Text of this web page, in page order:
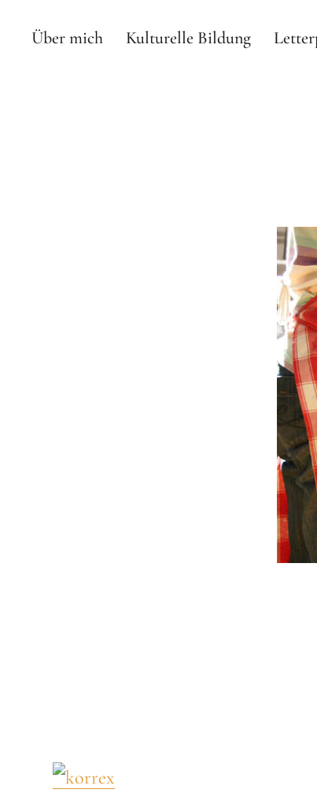
Über mich Kulturelle Bildung